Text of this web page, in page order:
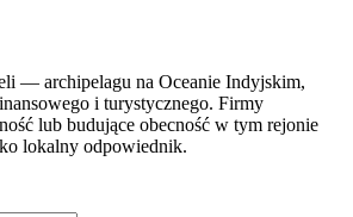
— archipelagu na Oceanie Indyjskim,
i turystycznego. Firmy
lub budujące obecność w tym rejonie
lokalny odpowiednik.